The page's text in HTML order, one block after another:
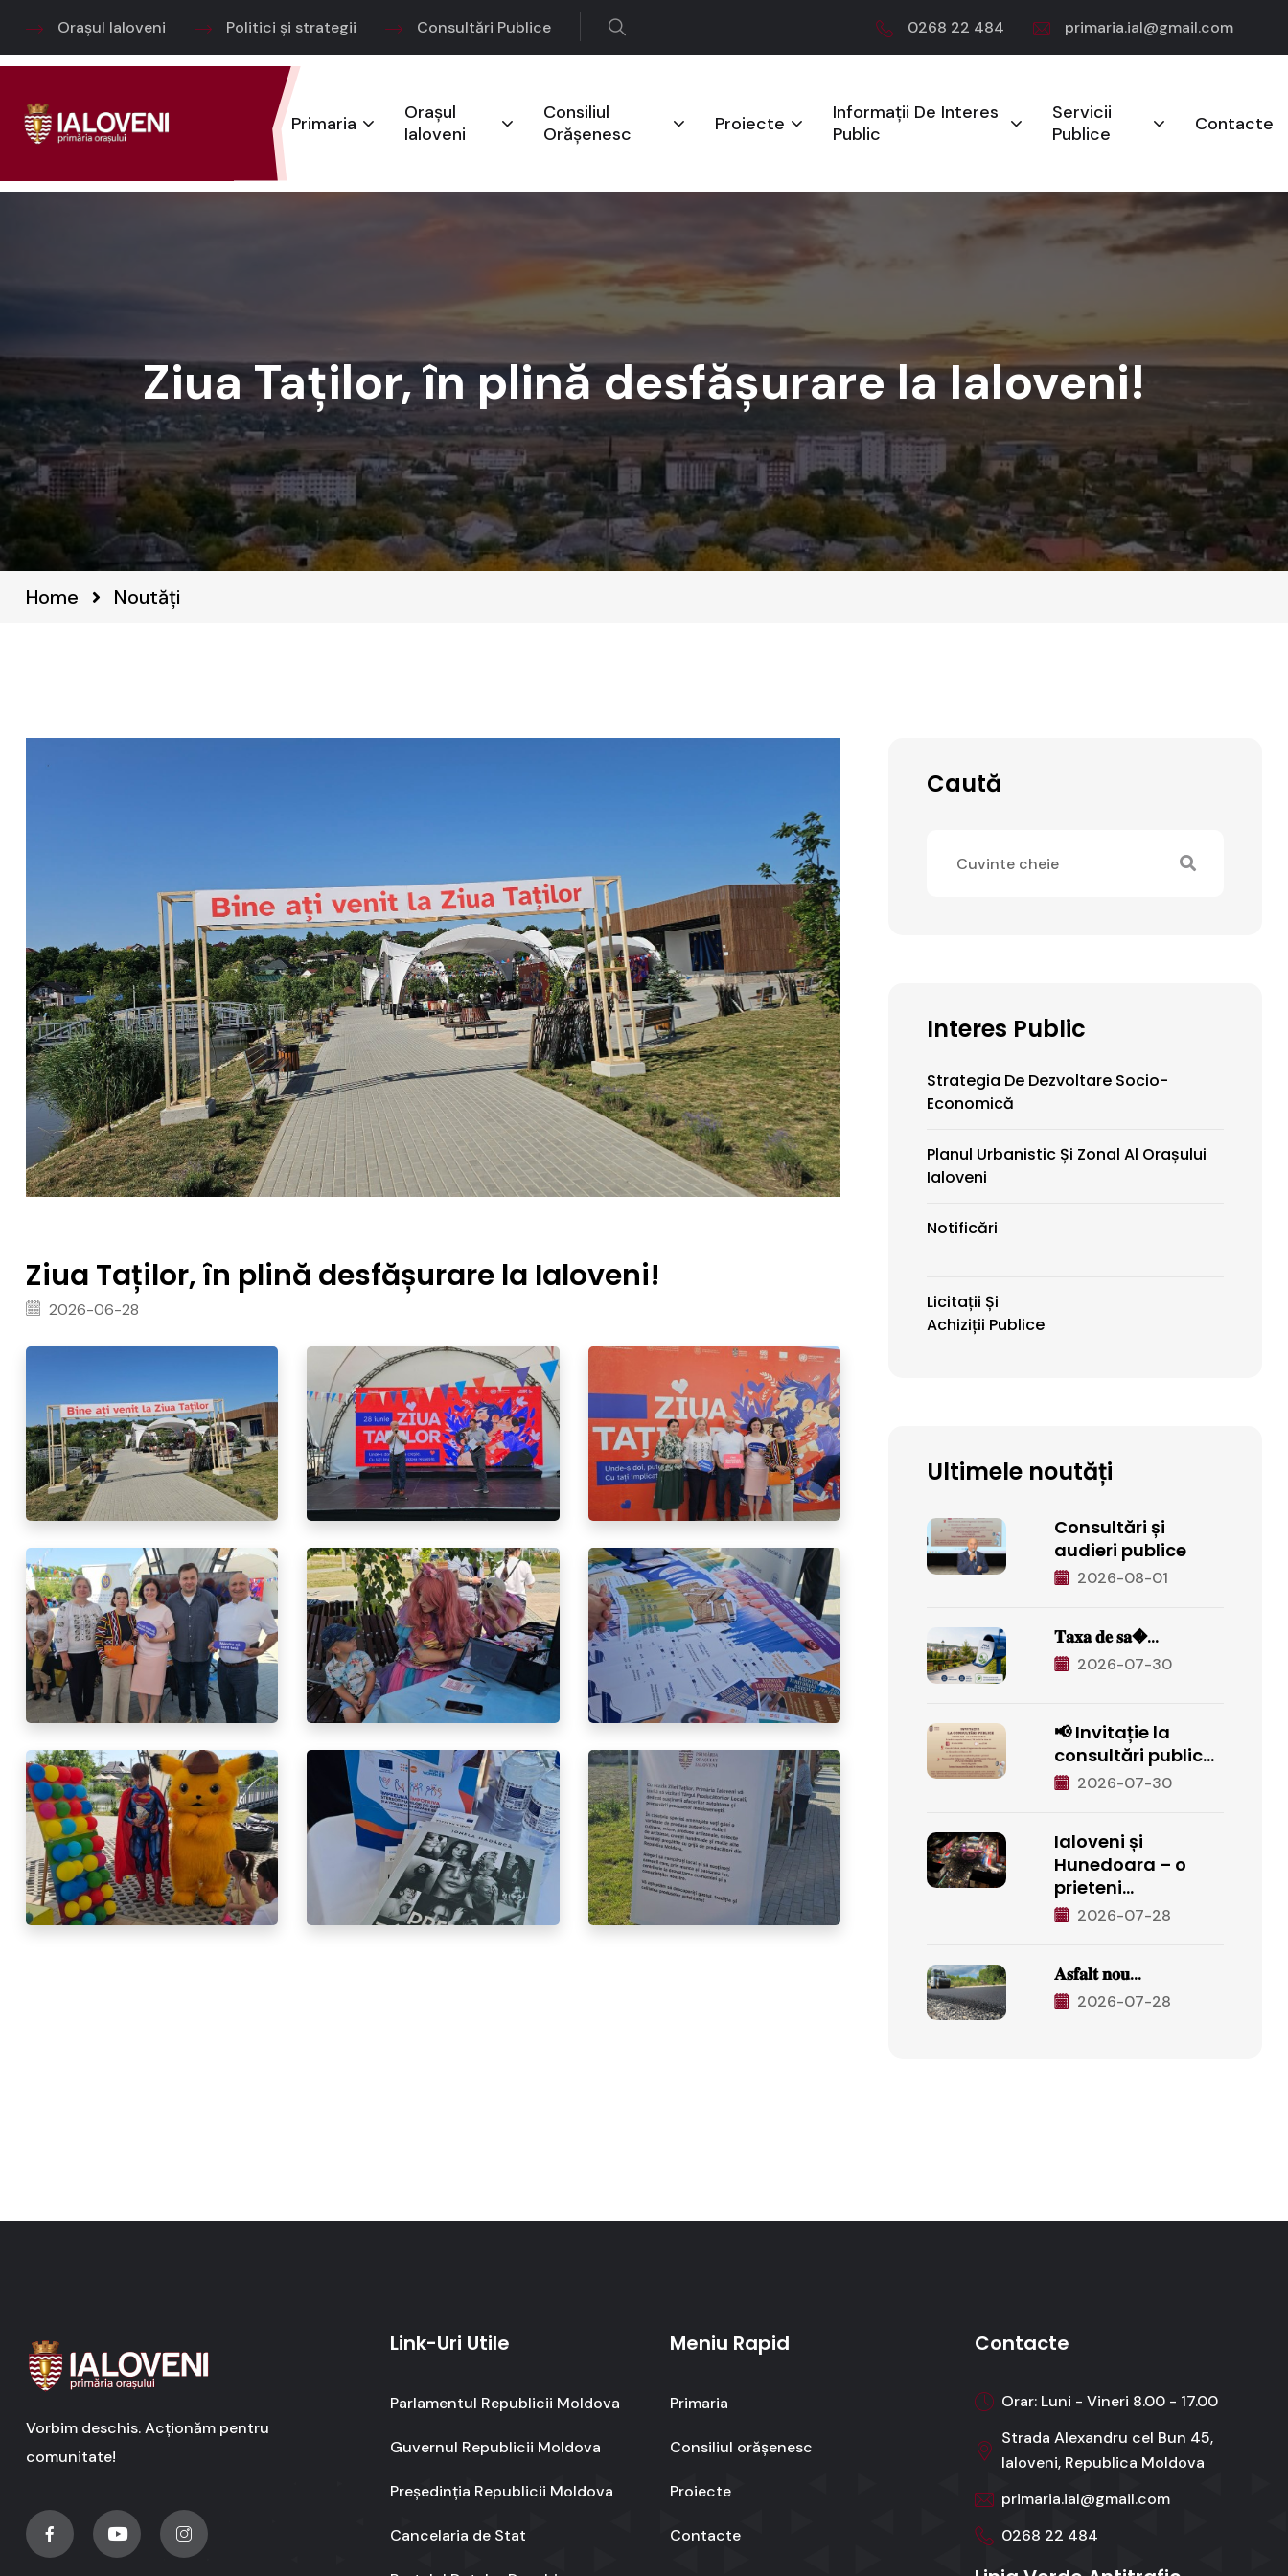
Orașul Ialoveni Politici și strategii Consultări Publice 0268 22 484 primaria.ial@gmail.com
Primaria
Orașul
Ialoveni
Consiliul
Orășenesc
Proiecte
Informații De Interes
Public
Servicii
Publice
Contacte
Ziua Taților, în plină desfășurare la Ialoveni!
Home Noutăți
Ziua Taților, în plină desfășurare la Ialoveni!
2026-06-28
Caută
Interes Public
Strategia De Dezvoltare Socio-
Economică
Planul Urbanistic Și Zonal Al Orașului
Ialoveni
Notificări
Licitații Și
Achiziții Publice
Ultimele noutăți
Consultări și
audieri publice
2026-08-01
𝐓𝐚𝐱𝐚 𝐝𝐞 𝐬𝐚�...
2026-07-30
📢 Invitație la
consultări public...
2026-07-30
Ialoveni și
Hunedoara – o
prieteni...
2026-07-28
𝐀𝐬𝐟𝐚𝐥𝐭 𝐧𝐨𝐮...
2026-07-28
Vorbim deschis. Acționăm pentru
comunitate!
Link-Uri Utile
Parlamentul Republicii Moldova
Guvernul Republicii Moldova
Președinția Republicii Moldova
Cancelaria de Stat
Meniu Rapid
Primaria
Consiliul orășenesc
Proiecte
Contacte
Contacte
Orar: Luni - Vineri 8.00 - 17.00
Strada Alexandru cel Bun 45,
Ialoveni, Republica Moldova
primaria.ial@gmail.com
0268 22 484